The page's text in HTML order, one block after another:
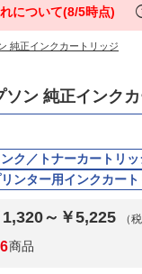
について(8/5時点)
純正インクカートリッジ
ソン 純正インク
ク／トナーカートリッ
ンター用インクカー
1,320～￥5,225 （
6商品